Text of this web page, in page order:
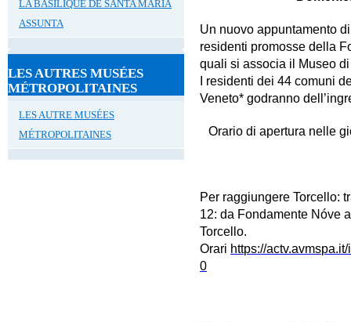
LA BASILIQUE DE SANTA MARIA
ASSUNTA
LES AUTRES MUSÉES
MÉTROPOLITAINES
LES AUTRE MUSÉES
MÉTROPOLITAINES
Un nuovo appuntamento
residenti promosse della
quali si associa il Museo
I residenti dei 44 comuni
Veneto* godranno
Orario di apertura nelle
Per raggiungere Torcello:
12: da Fondamente Nóve
Torcello.
Orari https://
0